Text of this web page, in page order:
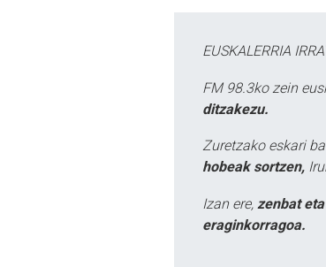
EUSKALERRIA
FM 98.3ko zein
ditzakezu.
Zuretzako eskari
hobeak sortzen,
Izan ere, zenbat
eraginkorragoa.